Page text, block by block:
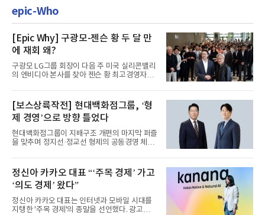
epic-Who
[Epic Why] 구광모-젠슨 황 두 달 만
에 재회 왜?
구광모 LG그룹 회장이 다음 주 미국 실리콘밸리
의 엔비디아 본사를 찾아 젠슨 황 최고경영자
[보스상륙작전] 현대백화점그룹, ‘형
제 경영’으로 방향 틀었다
현대백화점그룹이 지배구조 개편의 마지막 퍼즐
을 맞추며 정지선·정교선 형제의 공동경영 체제
정신아 카카오 대표 “‘주목 경제’ 가고
‘의도 경제’ 왔다”
정신아 카카오 대표는 인터넷과 모바일 시대를
지탱한 '주목 경제'의 종말을 선언했다. 광고를